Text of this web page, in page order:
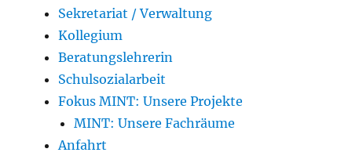
Sekretariat / Verwaltung
Kollegium
Beratungslehrerin
Schulsozialarbeit
Fokus MINT: Unsere Projekte
MINT: Unsere Fachräume
Anfahrt